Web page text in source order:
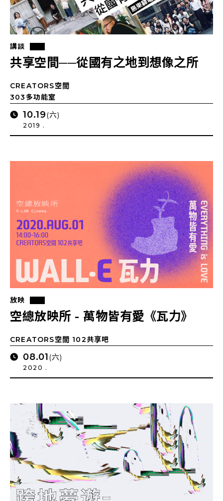
講談
共享空間──從國有之地到想像之所
CREATORS空間
303多功能室
10.19(六)
2019 .
放映
空總放映所 - 萬物皆有愛《瓦力》
CREATORS空間 102共享吧
08.01(六)
2020 .